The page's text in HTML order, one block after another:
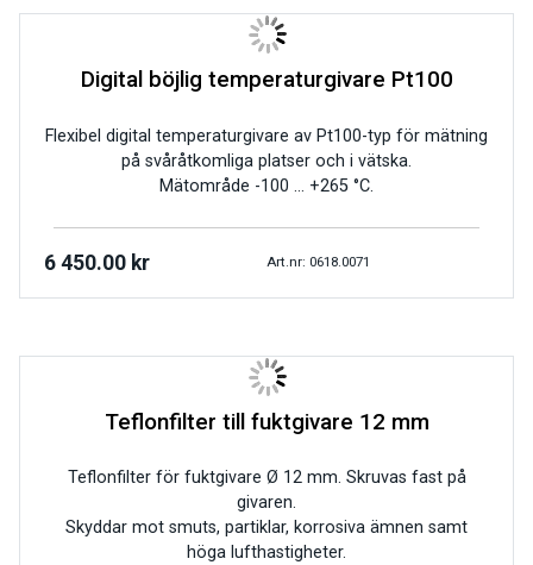
Digital böjlig temperaturgivare Pt100
Flexibel digital temperaturgivare av Pt100-typ för mätning
på svåråtkomliga platser och i vätska.
Mätområde -100 … +265 °C.
6 450.00 kr Art.nr: 0618.0071
Teflonfilter till fuktgivare 12 mm
Teflonfilter för fuktgivare Ø 12 mm. Skruvas fast på
givaren.
Skyddar mot smuts, partiklar, korrosiva ämnen samt
höga lufthastigheter.